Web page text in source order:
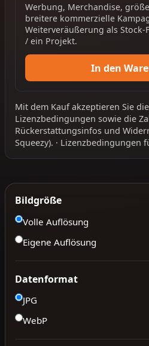
Werbung, Merchandise,
breitere kommerzielle
Weiterveräußerung als
/ ein Projekt.
In den
Mit dem Kauf akzeptieren Sie die
Lizenzbedingungen sowie die
Rückerstattungsinfos und
Squeezy). · Lizenzbedingungen
Bildgröße
Volle Auflösung
Eigene Auflösung
Datenformat
JPG
WebP